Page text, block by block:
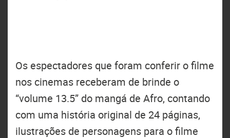
Os espectadores que foram conferir o filme
nos cinemas receberam de brinde o
“volume 13.5” do mangá de Afro, contando
com uma história original de 24 páginas,
ilustrações de personagens para o filme